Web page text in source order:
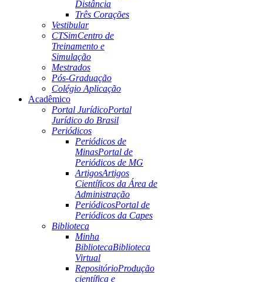
Distância
Três Corações
Vestibular
CTSimCentro de
Treinamento e
Simulação
Mestrados
Pós-Graduação
Colégio Aplicação
Acadêmico
Portal JurídicoPortal
Jurídico do Brasil
Periódicos
Periódicos de
MinasPortal de
Periódicos de MG
ArtigosArtigos
Científicos da Área de
Administração
PeriódicosPortal de
Periódicos da Capes
Biblioteca
Minha
BibliotecaBiblioteca
Virtual
RepositórioProdução
científica e